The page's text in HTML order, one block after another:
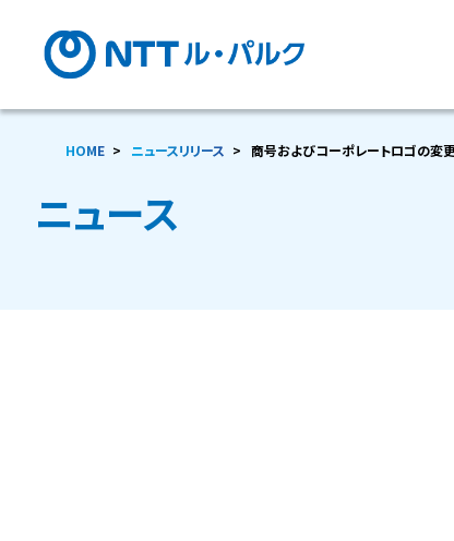
HOME ニュースリリース 商号およびコーポレートロゴの変
ニュース